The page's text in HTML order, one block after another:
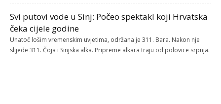
Svi putovi vode u Sinj: Počeo spektakl koji Hrvatska
čeka cijele godine
Unatoč lošim vremenskim uvjetima, održana je 311. Bara. Nakon nje
slijede 311. Čoja i Sinjska alka. Pripreme alkara traju od polovice srpnja.